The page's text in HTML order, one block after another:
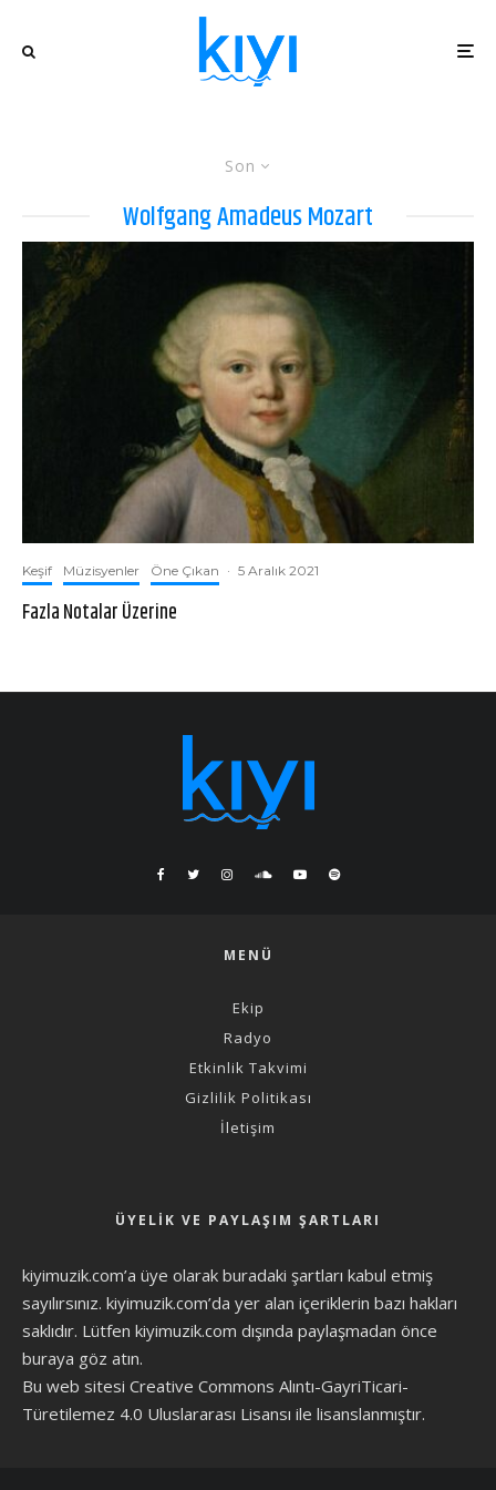
Son
Wolfgang Amadeus Mozart
Keşif Müzisyenler Öne Çıkan · 5 Aralık 2021
Fazla Notalar Üzerine
MENÜ
Ekip
Radyo
Etkinlik Takvimi
Gizlilik Politikası
İletişim
ÜYELIK VE PAYLAŞIM ŞARTLARI
kiyimuzik.com’a üye olarak buradaki şartları kabul etmiş
sayılırsınız. kiyimuzik.com’da yer alan içeriklerin bazı hakları
saklıdır. Lütfen kiyimuzik.com dışında paylaşmadan önce
buraya göz atın.
Bu web sitesi Creative Commons Alıntı-GayriTicari-
Türetilemez 4.0 Uluslararası Lisansı ile lisanslanmıştır.